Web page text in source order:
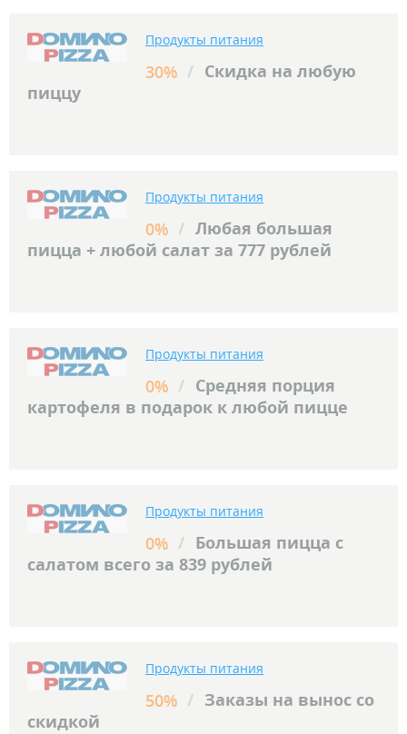
Продукты питания
30% / Скидка на любую
пиццу
Продукты питания
0% / Любая большая
пицца + любой салат за 777 рублей
Продукты питания
0% / Средняя порция
картофеля в подарок к любой пицце
Продукты питания
0% / Большая пицца с
салатом всего за 839 рублей
Продукты питания
50% / Заказы на вынос со
скидкой